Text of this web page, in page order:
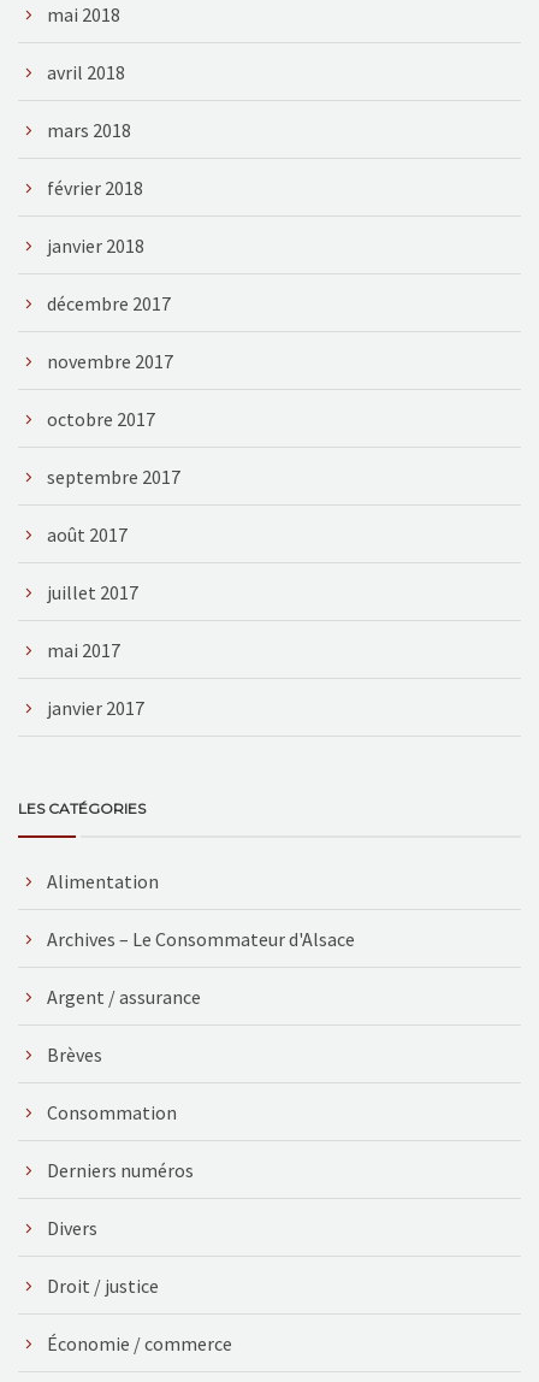
mai 2018
avril 2018
mars 2018
février 2018
janvier 2018
décembre 2017
novembre 2017
octobre 2017
septembre 2017
août 2017
juillet 2017
mai 2017
janvier 2017
LES CATÉGORIES
Alimentation
Archives – Le Consommateur d'Alsace
Argent / assurance
Brèves
Consommation
Derniers numéros
Divers
Droit / justice
Économie / commerce